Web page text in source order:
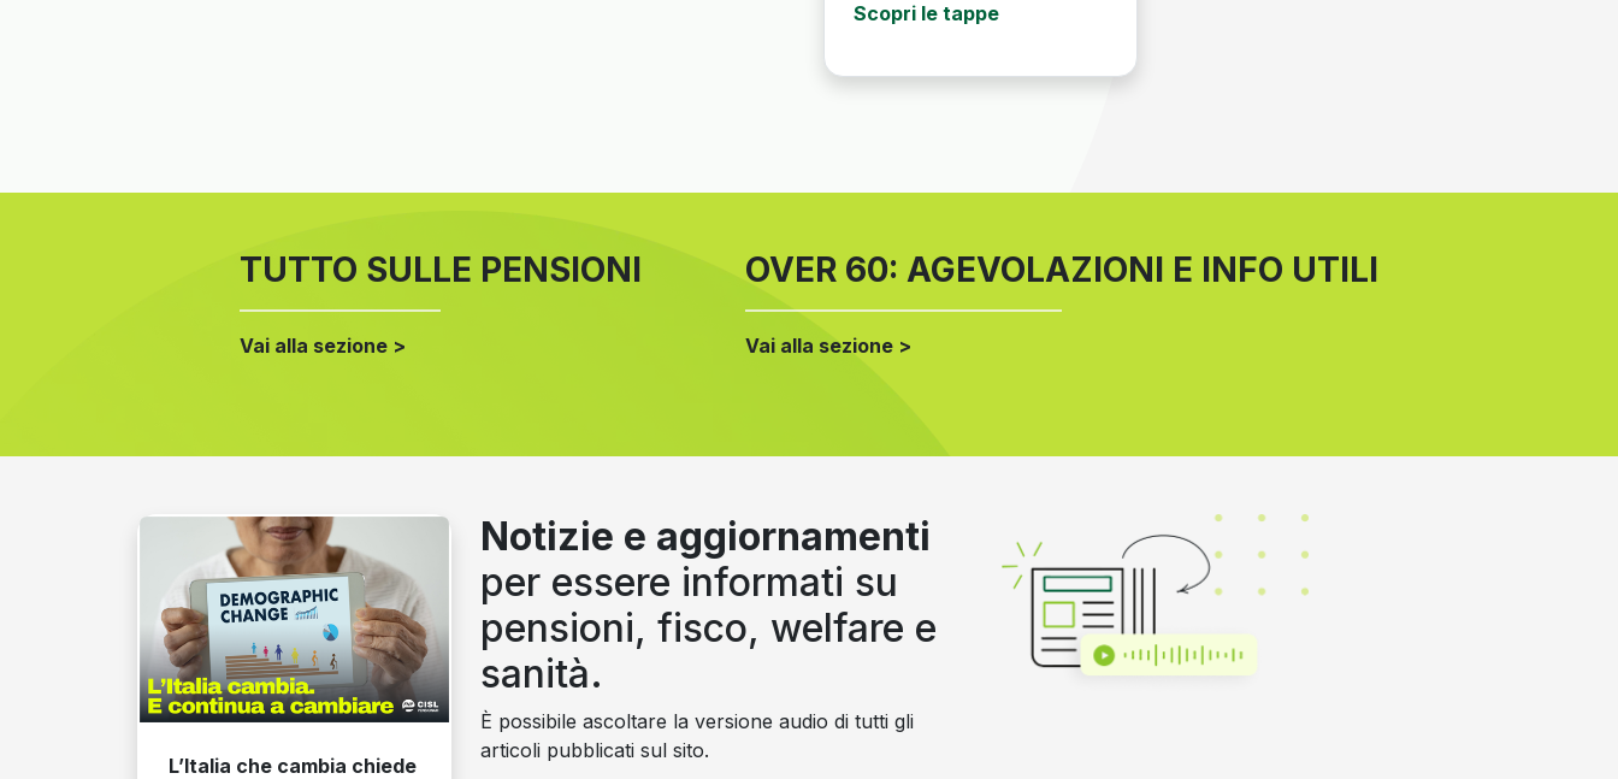
Scopri le tappe
TUTTO SULLE PENSIONI
Vai alla sezione >
OVER 60: AGEVOLAZIONI E INFO UTILI
Vai alla sezione >
L’Italia che cambia chiede
Notizie e aggiornamenti
per essere informati su
pensioni, fisco, welfare e
sanità.
È possibile ascoltare la versione audio di tutti gli
articoli pubblicati sul sito.